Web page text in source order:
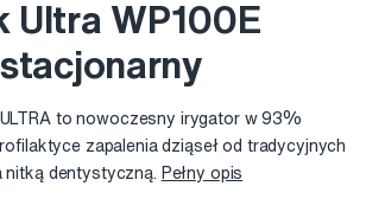
Ultra WP100E
to nowoczesny irygator w 93%
zapalenia dziąseł od tradycyjnych
nitką dentystyczną. Pełny opis